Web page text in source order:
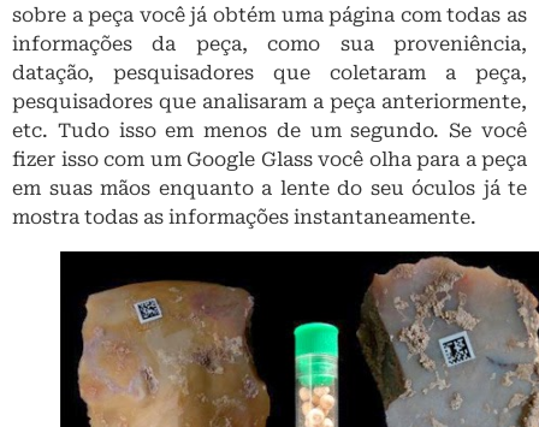
sobre a peça você já obtém uma página com todas as
informações da peça, como sua proveniência,
datação, pesquisadores que coletaram a peça,
pesquisadores que analisaram a peça anteriormente,
etc. Tudo isso em menos de um segundo. Se você
fizer isso com um Google Glass você olha para a peça
em suas mãos enquanto a lente do seu óculos já te
mostra todas as informações instantaneamente.